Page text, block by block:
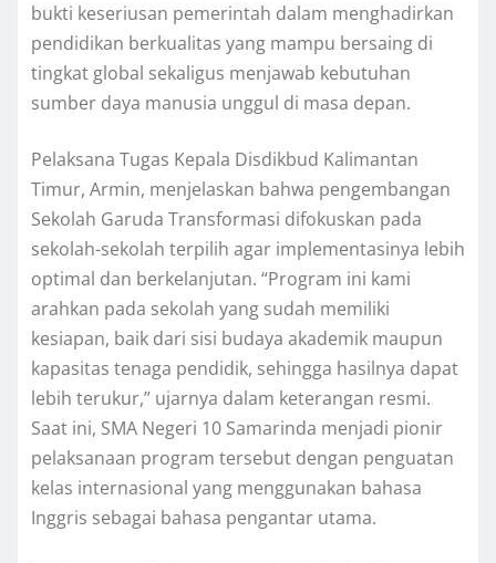
bukti keseriusan pemerintah dalam menghadirkan
pendidikan berkualitas yang mampu bersaing di
tingkat global sekaligus menjawab kebutuhan
sumber daya manusia unggul di masa depan.
Pelaksana Tugas Kepala Disdikbud Kalimantan
Timur, Armin, menjelaskan bahwa pengembangan
Sekolah Garuda Transformasi difokuskan pada
sekolah-sekolah terpilih agar implementasinya lebih
optimal dan berkelanjutan. “Program ini kami
arahkan pada sekolah yang sudah memiliki
kesiapan, baik dari sisi budaya akademik maupun
kapasitas tenaga pendidik, sehingga hasilnya dapat
lebih terukur,” ujarnya dalam keterangan resmi.
Saat ini, SMA Negeri 10 Samarinda menjadi pionir
pelaksanaan program tersebut dengan penguatan
kelas internasional yang menggunakan bahasa
Inggris sebagai bahasa pengantar utama.